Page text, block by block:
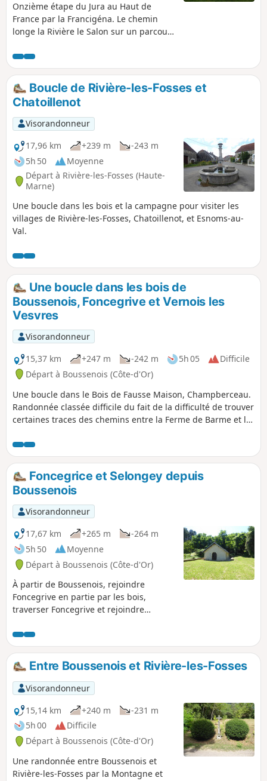
Onzième étape du Jura au Haut de
France par la Francigéna. Le chemin
longe la Rivière le Salon sur un parcours
Nous quittons la région Bourgogne-
Franche Comté et entrons en région
Grand Est à Leffond. C'est une étape de
transition entre ces deux terroirs mais
aussi une étape de transition des
paysages et architecturale. Fini les
villages parés de toits en tuiles
vernissées et de clochers comtois. Vous
faites vos premiers pas en Champagne.
Boucle de Rivière-les-Fosses et
Chatoillenot
Visorandonneur
17,96 km
+239 m
-243 m
5h 50
Moyenne
Départ à Rivière-les-Fosses (Haute-
Marne)
Une boucle dans les bois et la campagne pour visiter les
villages de Rivière-les-Fosses, Chatoillenot, et Esnoms-au-
Val.
Une boucle dans les bois de
Boussenois, Foncegrive et Vernois les
Vesvres
Visorandonneur
15,37 km
+247 m -242 m 5h 05
Difficile
Départ à Boussenois (Côte-d'Or)
Une boucle dans le Bois de Fausse Maison, Champberceau.
Randonnée classée difficile du fait de la difficulté de trouver
certaines traces des chemins entre la Ferme de Barme et la
Foncegrice et Selongey depuis
Boussenois
Visorandonneur
17,67 km
+265 m
-264 m
5h 50
Moyenne
Départ à Boussenois (Côte-d'Or)
À partir de Boussenois, rejoindre
Foncegrive en partie par les bois,
traverser Foncegrive et rejoindre
chemin de bois, traverser Selongey et
remonter par la Chapelle Sainte-Anne
pour un retour à Boussenois.
Entre Boussenois et Rivière-les-Fosses
Visorandonneur
15,14 km
+240 m
-231 m
5h 00
Difficile
Départ à Boussenois (Côte-d'Or)
Une randonnée entre Boussenois et
Rivière-les-Fosses par la Montagne et